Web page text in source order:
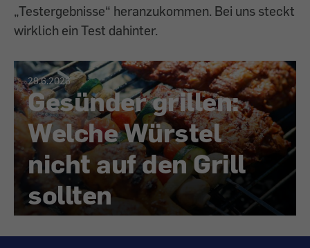
„Testergebnisse“ heranzukommen. Bei uns steckt
wirklich ein Test dahinter.
29.6.2026
Gesünder grillen:
Welche Würstel
nicht auf den Grill
sollten